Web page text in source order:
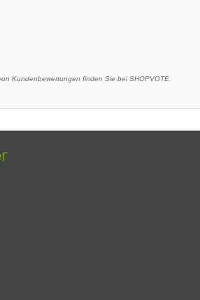
Kundenbewertungen finden Sie bei SHOPVOTE.